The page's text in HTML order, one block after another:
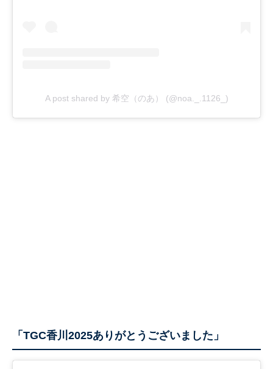
A post shared by 希空（のあ） (@noa._.1126_)
「TGC香川2025ありがとうございました」